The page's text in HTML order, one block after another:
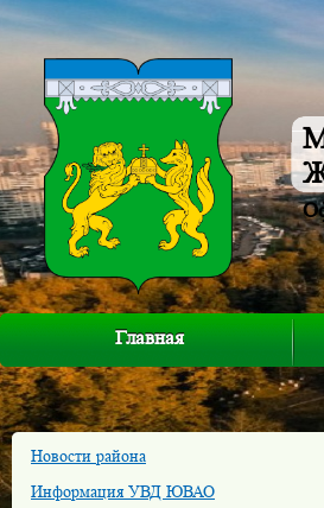
Главная
Новости района
Информация УВД ЮВАО